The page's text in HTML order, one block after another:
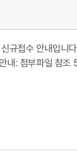
규접수 안내입
: 첨부파일 참조